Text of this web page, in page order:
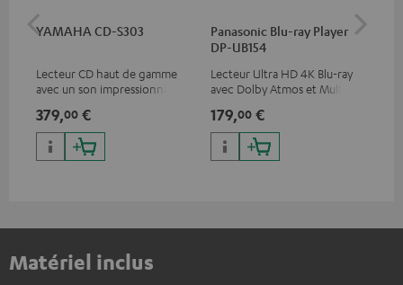
YAMAHA CD-S303
Lecteur CD haut de gamme
avec un son impressionnant
379,00 €
Panasonic Blu-ray Player
DP-UB154
Lecteur Ultra HD 4K Blu-ray
avec Dolby Atmos et Multi
qualité d’image incroyable et
des couleurs contrastées
179,00 €
Matériel inclus